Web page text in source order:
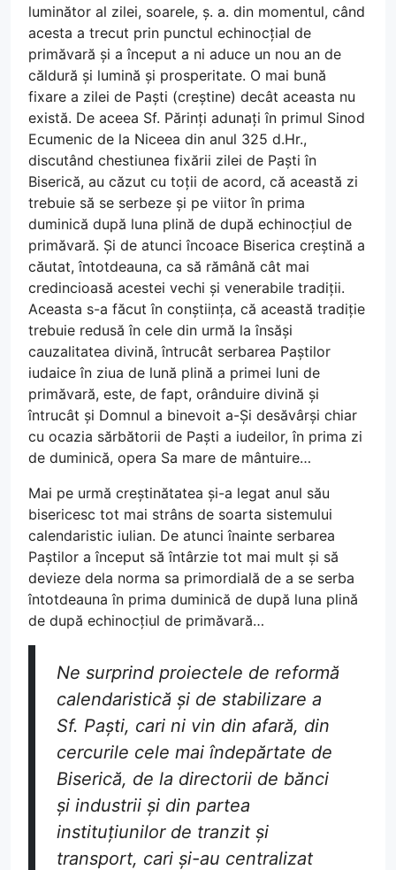
luminător al zilei, soarele, ș. a. din momentul, când
acesta a trecut prin punctul echinocțial de
primăvară și a început a ni aduce un nou an de
căldură și lumină și prosperitate. O mai bună
fixare a zilei de Paști (creștine) decât aceasta nu
există. De aceea Sf. Părinți adunați în primul Sinod
Ecumenic de la Niceea din anul 325 d.Hr.,
discutând chestiunea fixării zilei de Paști în
Biserică, au căzut cu toții de acord, că această zi
trebuie să se serbeze și pe viitor în prima
duminică după luna plină de după echinocțiul de
primăvară. Și de atunci încoace Biserica creștină a
căutat, întotdeauna, ca să rămână cât mai
credincioasă acestei vechi și venerabile tradiții.
Aceasta s-a făcut în conștiința, că această tradiție
trebuie redusă în cele din urmă la însăși
cauzalitatea divină, întrucât serbarea Paștilor
iudaice în ziua de lună plină a primei luni de
primăvară, este, de fapt, orânduire divină și
întrucât și Domnul a binevoit a-Și desăvârși chiar
cu ocazia sărbătorii de Paști a iudeilor, în prima zi
de duminică, opera Sa mare de mântuire…
Mai pe urmă creștinătatea și-a legat anul său
bisericesc tot mai strâns de soarta sistemului
calendaristic iulian. De atunci înainte serbarea
Paștilor a început să întârzie tot mai mult și să
devieze dela norma sa primordială de a se serba
întotdeauna în prima duminică de după luna plină
de după echinocțiul de primăvară…
Ne surprind proiectele de reformă
calendaristică și de stabilizare a
Sf. Paști, cari ni vin din afară, din
cercurile cele mai îndepărtate de
Biserică, de la directorii de bănci
și industrii și din partea
instituțiunilor de tranzit și
transport, cari și-au centralizat